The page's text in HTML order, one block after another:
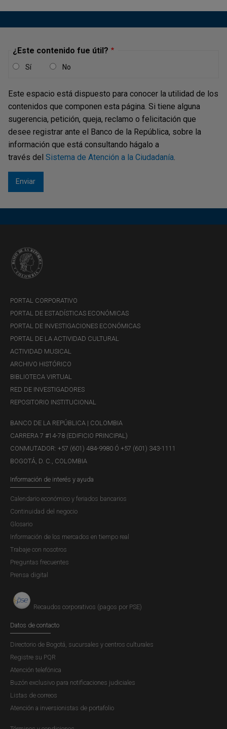
¿Este contenido fue útil?
Sí No
Este espacio está dispuesto para conocer la utilidad de los
contenidos que componen esta página. Si tiene alguna
sugerencia, petición, queja, reclamo o felicitación que
desee registrar ante el Banco de la República, sobre la
información que está consultando hágalo a
través del Sistema de Atención a la Ciudadanía.
PORTAL CORPORATIVO
PORTAL DE ESTADÍSTICAS ECONÓMICAS
PORTAL DE INVESTIGACIONES ECONÓMICAS
PORTAL DE LA ACTIVIDAD CULTURAL
ACTIVIDAD MUSICAL
ARCHIVO HISTÓRICO
BIBLIOTECA VIRTUAL
RED DE INVESTIGADORES
REPOSITORIO INSTITUCIONAL
BANCO DE LA REPÚBLICA | COLOMBIA
CARRERA 7 #14-78 (EDIFICIO PRINCIPAL)
CONMUTADOR: +57 (601) 484-9980 Ó +57 (601) 343-1111
BOGOTÁ, D. C., COLOMBIA
Información de interés y ayuda
Calendario económico y feriados bancarios
Continuidad del negocio
Glosario
Información de los mercados en tiempo real
Trabaje con nosotros
Preguntas frecuentes
Prensa digital
Recaudos corporativos (pagos por PSE)
Datos de contacto
Directorio de Bogotá, sucursales y centros culturales
Registre su PQR
Atención telefónica
Buzón exclusivo para notificaciones judiciales
Listas de correos
Atención a inversionistas de portafolio